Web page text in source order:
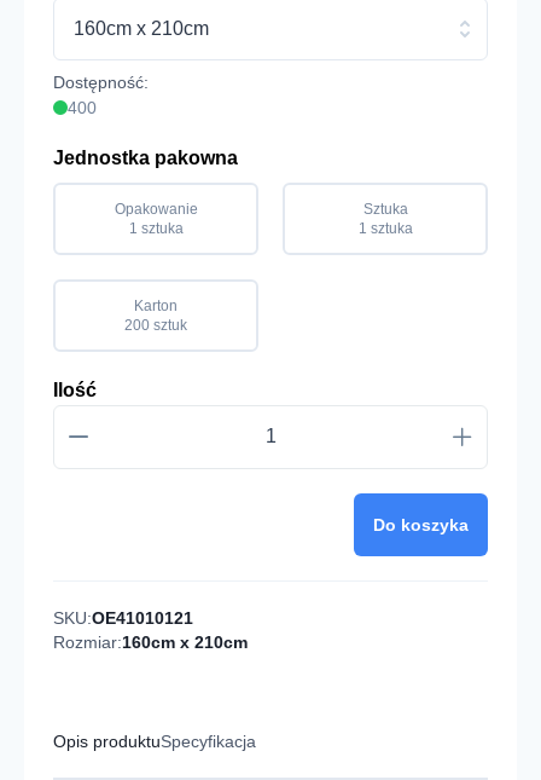
160cm x 210cm
Dostępność:
400
Jednostka pakowna
Opakowanie
1 sztuka
Sztuka
1 sztuka
Karton
200 sztuk
Ilość
Do koszyka
SKU:OE41010121
Rozmiar:160cm x 210cm
Opis produktuSpecyfikacja